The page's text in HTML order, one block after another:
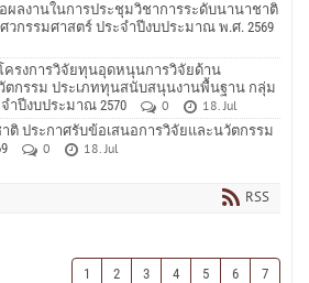
ลงานในการประชุมวิชาการระดับนานาชาติ
วกรรมศาสตร์ ประจำปีงบประมาณ พ.ศ. 2569
ครงการวิจัยทุนอุดหนุนการวิจัยด้าน
ตกรรม ประเภททุนสนับสนุนงานพื้นฐาน กลุ่ม
จำปีงบประมาณ 2570
0
18. Jul
ติ ประกาศรับข้อเสนอการวิจัยและนวัตกรรม
0 18. Jul
RSS
1 2 3 4 5 6 7